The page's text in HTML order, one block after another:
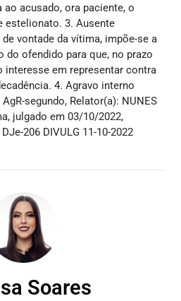
acusado, ora paciente, o
estelionato. 3. Ausente
vontade da vítima, impõe-se a
do ofendido para que, no prazo
interesse em representar contra
4. Agravo interno
segundo, Relator(a): NUNES
julgado em 03/10/2022,
DJe-206 DIVULG 11-10-2022
Soares